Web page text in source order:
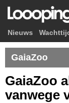
Nieuws
GaiaZoo
GaiaZoo
vanwege